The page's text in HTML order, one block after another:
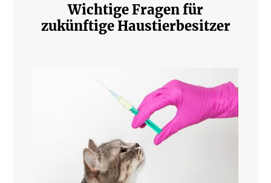
Wichtige Fragen für
zukünftige Haustierbesitzer